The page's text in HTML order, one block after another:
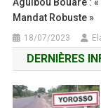
Aguibou Bouaré :
Mandat Robuste »
18/07/2023
DERNIÈRES